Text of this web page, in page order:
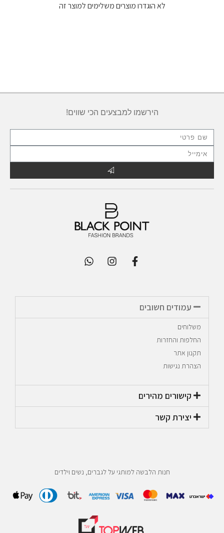
לא הוגדרו מוצרים משלימים למוצר זה
הירשמו למבצעים הכי שווים!
עמודים חשובים
משלוחים
החלפות והחזרות
תקנון אתר
הצהרת נגישות
קישורים מהירים​
יצירת קשר​
חנות הלבשה למותגי על לגברים, נשים וילדים